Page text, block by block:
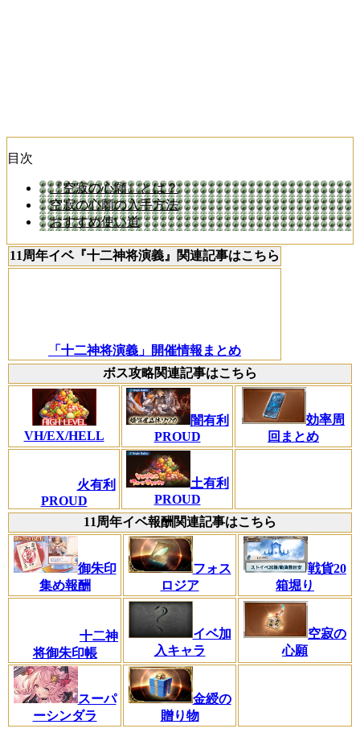
目次
『空寂の心願』とは？
空寂の心願の入手方法
おすすめ使い道
11周年イベ『十二神将演義』関連記事はこちら
「十二神将演義」開催情報まとめ
ボス攻略関連記事はこちら
VH/EX/HELL
闇有利
PROUD
効率周
回まとめ
火有利
PROUD
土有利
PROUD
11周年イベ報酬関連記事はこちら
御朱印
集め報酬
フォス
ロジア
戦貨20
箱堀り
十二神
将御朱印帳
イベ加
入キャラ
空寂の
心願
スーパ
ーシンダラ
金綬の
贈り物